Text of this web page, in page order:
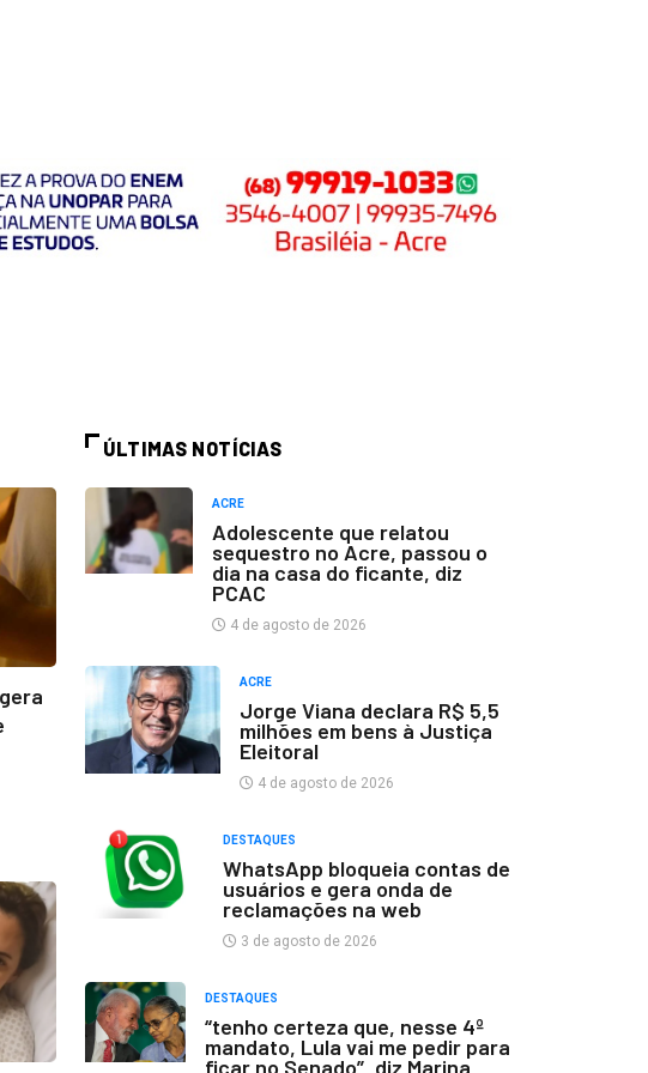
ÚLTIMAS NOTÍCIAS
ACRE
Adolescente que relatou
sequestro no Acre, passou o
dia na casa do ficante, diz
PCAC
4 de agosto de 2026
ACRE
Jorge Viana declara R$ 5,5
milhões em bens à Justiça
Eleitoral
4 de agosto de 2026
DESTAQUES
WhatsApp bloqueia contas de
usuários e gera onda de
reclamações na web
3 de agosto de 2026
DESTAQUES
“tenho certeza que, nesse 4º
mandato, Lula vai me pedir para
ficar no Senado”, diz Marina